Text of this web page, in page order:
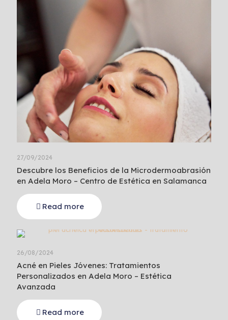
27/09/2024
Descubre los Beneficios de la Microdermoabrasión
en Adela Moro – Centro de Estética en Salamanca
Read more
26/08/2024
Acné en Pieles Jóvenes: Tratamientos
Personalizados en Adela Moro – Estética
Avanzada
Read more